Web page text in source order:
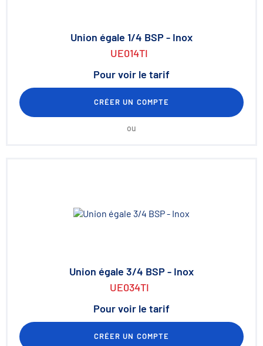
Union égale 1/4 BSP - Inox
UE014TI
Pour voir le tarif
CRÉER UN COMPTE
ou
Union égale 3/4 BSP - Inox
UE034TI
Pour voir le tarif
CRÉER UN COMPTE